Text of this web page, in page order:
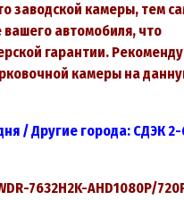
заводской камеры, тем
вашего автомобиля, что
гарантии.
камеры на
/ Другие города: СДЭК
-7632H2K-AHD1080P/